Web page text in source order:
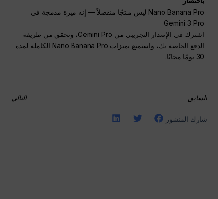
Nano Banana Pro ليس منتجًا منفصلاً — إنه ميزة مدمجة في
Gemini 3 Pro.
اشترك في الإصدار التجريبي من Gemini Pro، وتحقق من طريقة
الدفع الخاصة بك، واستمتع بميزات Nano Banana Pro الكاملة لمدة
30 يومًا مجانًا.
السابق التالي
شارك المنشور: